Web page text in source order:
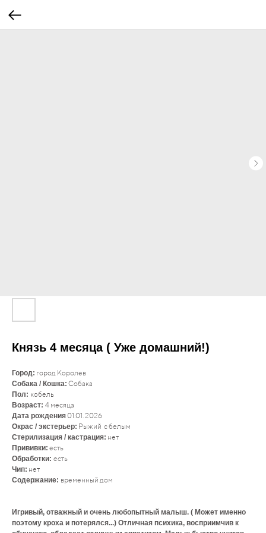
Князь 4 месяца ( Уже домашний!)
Город: город Королев
Собака / Кошка: Собака
Пол: кобель
Возраст: 4 месяца
Дата рождения01.01. 2026
Окрас / экстерьер: Рыжий с белым
Стерилизация / кастрация: нет
Прививки: есть
Обработки: есть
Чип: нет
Содержание: временный дом
Игривый, отважный и очень любопытный малыш. ( Может именно
поэтому кроха и потерялся...) Отличная психика, восприимчив к